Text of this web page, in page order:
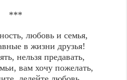
***
любовь и семья,
в жизни друзья!
нельзя предавать,
вам хочу пожелать,